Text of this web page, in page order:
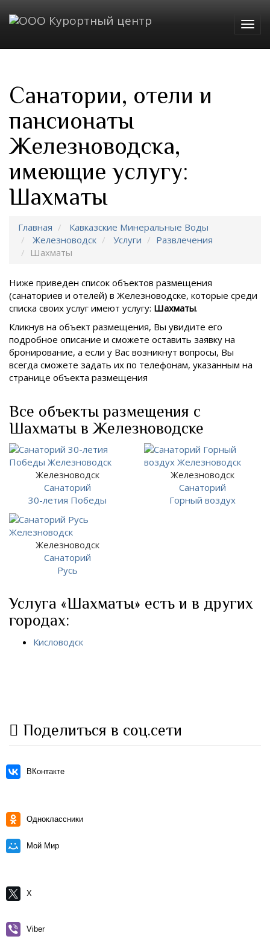
Санатории, отели и
пансионаты
Железноводска,
имеющие услугу:
Шахматы
Главная
Кавказские Минеральные Воды
Железноводск
Услуги
Развлечения
Шахматы
Ниже приведен список объектов размещения
(санаториев и отелей) в Железноводске, которые среди
списка своих услуг имеют услугу: Шахматы.
Кликнув на объект размещения, Вы увидите его
подробное описание и сможете оставить заявку на
бронирование, а если у Вас возникнут вопросы, Вы
всегда сможете задать их по телефонам, указанным на
странице объекта размещения
Все объекты размещения с
Шахматы в Железноводске
Железноводск
Санаторий
30-летия Победы
Железноводск
Санаторий
Горный воздух
Железноводск
Санаторий
Русь
Услуга «Шахматы» есть и в других
городах:
Кисловодск
Поделиться в соц.сети
ВКонтакте
Одноклассники
Мой Мир
X
Viber